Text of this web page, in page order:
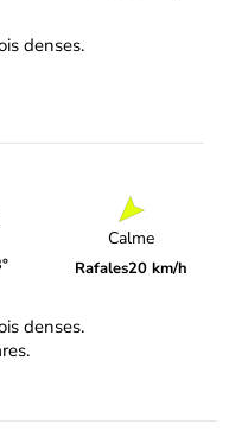
denses.
Calme
Rafales20 km/h
denses.